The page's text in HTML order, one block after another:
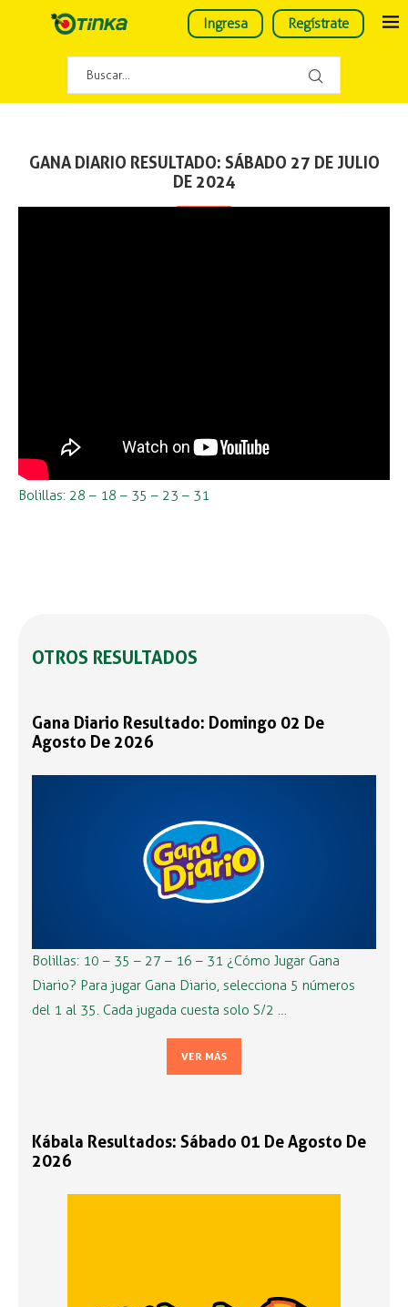
Ingresa Regístrate
GANA DIARIO RESULTADO: SÁBADO 27 DE JULIO
DE 2024
Bolillas: 28 – 18 – 35 – 23 – 31
OTROS RESULTADOS
Gana Diario Resultado: Domingo 02 De
Agosto De 2026
Bolillas: 10 – 35 – 27 – 16 – 31 ¿Cómo Jugar Gana
Diario? Para jugar Gana Diario, selecciona 5 números
del 1 al 35. Cada jugada cuesta solo S/2 …
VER MÁS
Kábala Resultados: Sábado 01 De Agosto De
2026